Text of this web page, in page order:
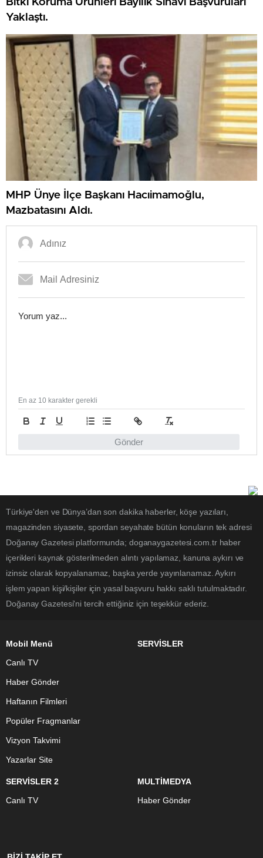
Bitki Koruma Ürünleri Bayilik Sınavı Başvuruları
Yaklaştı.
MHP Ünye İlçe Başkanı Hacıimamoğlu,
Mazbatasını Aldı.
Gönder
En az 10 karakter gerekli
Türkiye'den ve Dünya’dan son dakika haberler, köşe yazıları,
magazinden siyasete, spordan seyahate bütün konuların tek adresi
Doğanay Gazetesi platformunda; doganaygazetesi.com.tr haber
içerikleri kaynak gösterilmeden alıntı yapılamaz, kanuna aykırı ve
izinsiz olarak kopyalanamaz, başka yerde yayınlanamaz. Aykırı
işlem yapan kişi/kişiler için yasal başvuru hakkı saklı tutulmaktadır.
Doğanay Gazetesi'ni tercih ettiğiniz için teşekkür ederiz.
Mobil Menü
Canlı TV
Haber Gönder
Haftanın Filmleri
Popüler Fragmanlar
Vizyon Takvimi
Yazarlar Site
SERVİSLER
SERVİSLER 2
Canlı TV
MULTİMEDYA
Haber Gönder